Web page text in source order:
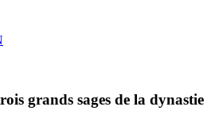
grands sages de la